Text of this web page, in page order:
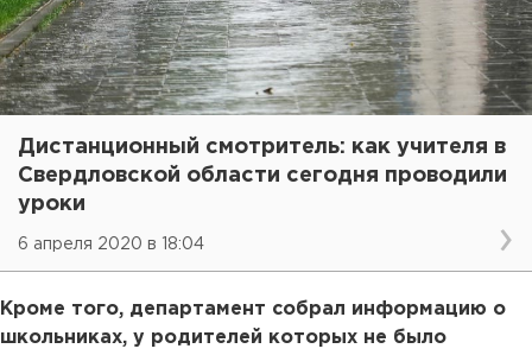
Дистанционный смотритель: как учителя в
Свердловской области сегодня проводили
уроки
6 апреля 2020 в 18:04
Кроме того, департамент собрал информацию о
школьниках, у родителей которых не было